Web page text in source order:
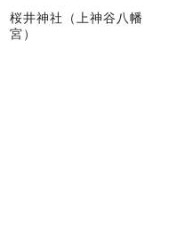
桜井神社（上神谷八幡
宮）